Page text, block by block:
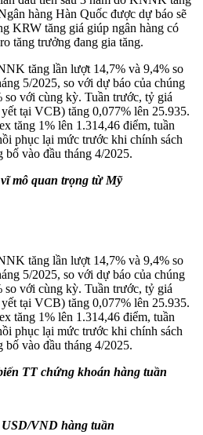
hàng Hàn Quốc được dự báo sẽ
KRW tăng giá giúp ngân hàng có
tăng trưởng đang gia tăng.
tăng lần lượt 14,7% và 9,4% so
5/2025, so với dự báo của chúng
với cùng kỳ. Tuần trước, tỷ giá
tại VCB) tăng 0,077% lên 25.935.
tăng 1% lên 1.314,46 điểm, tuần
phục lại mức trước khi chính sách
vào đầu tháng 4/2025.
mô quan trọng từ Mỹ
tăng lần lượt 14,7% và 9,4% so
5/2025, so với dự báo của chúng
với cùng kỳ. Tuần trước, tỷ giá
tại VCB) tăng 0,077% lên 25.935.
tăng 1% lên 1.314,46 điểm, tuần
phục lại mức trước khi chính sách
vào đầu tháng 4/2025.
TT chứng khoán hàng tuần
VND hàng tuần